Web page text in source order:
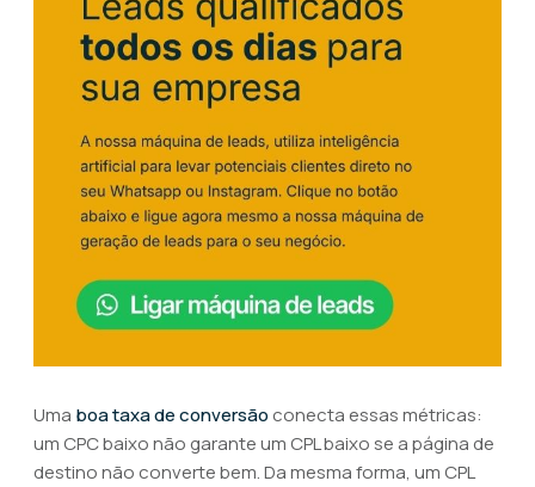
Uma boa taxa de conversão conecta essas métricas:
um CPC baixo não garante um CPL baixo se a página de
destino não converte bem. Da mesma forma, um CPL